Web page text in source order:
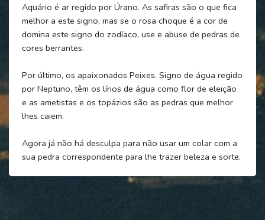
Aquário é ar regido por Úrano. As safiras são o que fica
melhor a este signo, mas se o rosa choque é a cor de
domina este signo do zodíaco, use e abuse de pedras de
cores berrantes.
Por último, os apaixonados Peixes. Signo de água regido
por Neptuno, têm os lírios de água como flor de eleição
e as ametistas e os topázios são as pedras que melhor
lhes caiem.
Agora já não há desculpa para não usar um colar com a
sua pedra correspondente para lhe trazer beleza e sorte.